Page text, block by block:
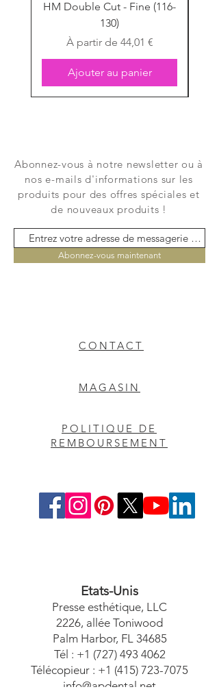
HM Double Cut - Fine (116-
130)
À partir de 44,01 €
Prix promotionnel
Ajouter au panier
Abonnez-vous à notre newsletter ou à
nos e-mails d'informations sur les
produits pour des offres spéciales et
de nouveaux produits !
Abonnez-vous maintenant
CONTACT
MAGASIN
POLITIQUE DE
REMBOURSEMENT
Etats-Unis
Presse esthétique, LLC
2226, allée Toniwood
Palm Harbor, FL 34685
Tél : +1 (727) 493 4062
Télécopieur : +1 (415) 723-7075
info@apdental.net